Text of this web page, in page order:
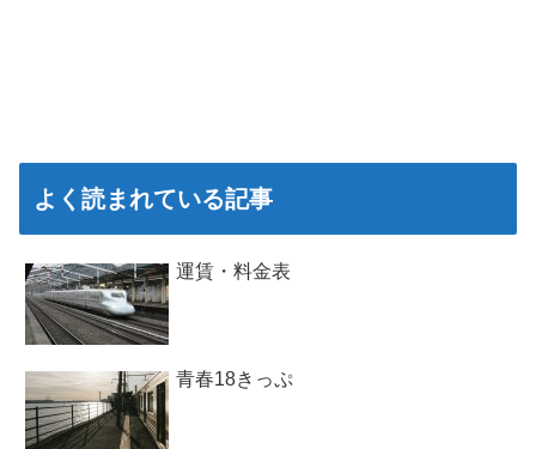
よく読まれている記事
運賃・料金表
青春18きっぷ